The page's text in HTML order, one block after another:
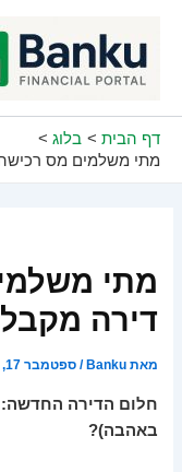
דף הבית
בלוג
מתי משלמים מס רכישה
מתי
דירה
מאתBanku
/ספטמבר 17, 2025
חלום הדירה החדשה:
באהבה)?